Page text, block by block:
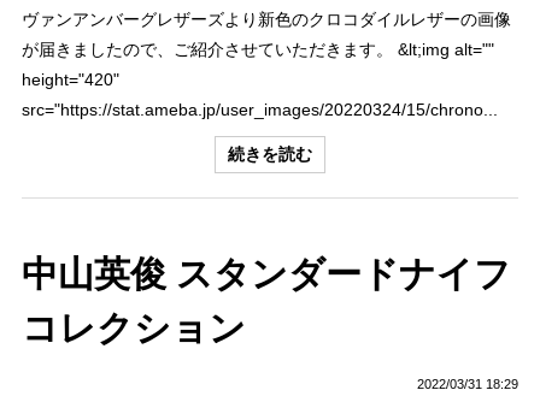
ヴァンアンバーグレザーズより新色のクロコダイルレザーの画像
が届きましたので、ご紹介させていただきます。 &lt;img alt=""
height="420"
src="https://stat.ameba.jp/user_images/20220324/15/chrono...
続きを読む
中山英俊 スタンダードナイフ
コレクション
2022/03/31 18:29